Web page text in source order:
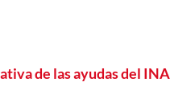
de las ayudas del